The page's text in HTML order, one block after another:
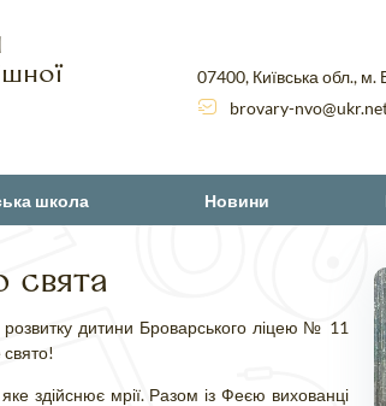
07400, Київська обл.,
brovary-
школа Новини
свята
дитини Броварського ліцею № 11
здійснює мрії. Разом із Феєю вихованці